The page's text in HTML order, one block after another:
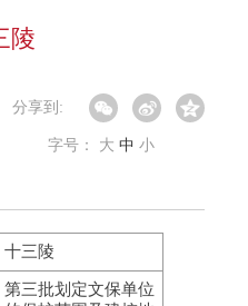
陵
分享到:
字号： 大 中 小
十三陵
第三批划定文保单位